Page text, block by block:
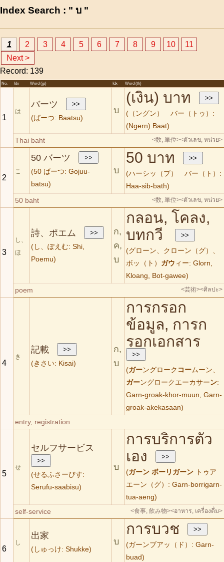
Index Search : " บ "
1 2 3 4 5 6 7 8 9 10
11
Next >
Record: 139
No. Idx Word (jp) Idx Word (th)
1
は
バーツ
(ばーつ: Baatsu)
บ
(เงิน) บาท
(（ングン） バー（トゥ）:
(Ngern) Baat)
Thai baht <数, 単位><ตัวเลข, หน่วย>
2
こ
50 バーツ
(50 ばーつ: Gojuu-
batsu)
บ
50 บาท
(ハーシッ（プ） バー（ト）:
Haa-sib-bath)
50 baht <数, 単位><ตัวเลข, หน่วย>
3
し、
ほ
詩、ポエム
(し、ぽえむ: Shi,
Poemu)
ก,
ค,
บ
กลอน, โคลง,
บทกวี
(グローン、クローン（グ）、
ボッ（ト） ガウ ィー: Glorn,
Kloang, Bot-gawee)
poem <芸術><ศิลปะ>
4
き
記載
(きさい: Kisai)
ก,
บ
การกรอก
ข้อมูล, การก
รอกเอกสาร
(ガーングローク コームーン、
ガーングロークエーカサーン:
Garn-groak-khor-muun, Garn-
groak-akekasaan)
entry, registration
5
せ
セルフサービス
(せるふさーびす:
Serufu-saabisu)
บ
การบริการตัว
เอง
(ガーン ボーリガーン トゥア
エーン（グ）: Garn-borrigarn-
tua-aeng)
self-service <食事, 飲み物><อาหาร, เครื่องดื่ม>
6
し
出家
(しゅっけ: Shukke)
บ
การบวช
(ガーンブアッ（ド）: Garn-
buad)